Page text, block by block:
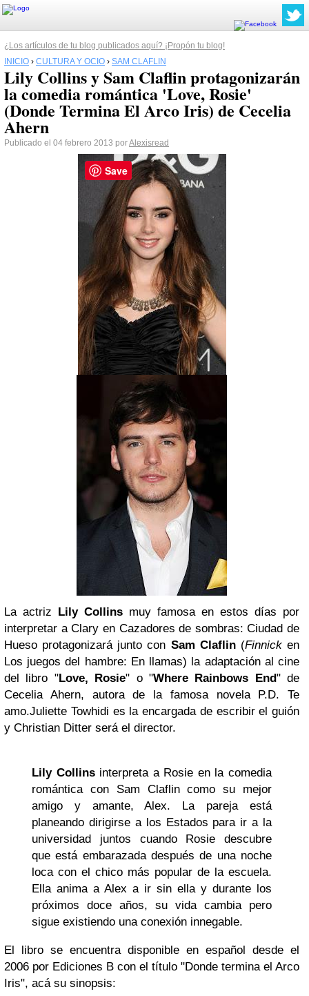
¿Los artículos de tu blog publicados aquí? ¡Propón tu blog!
INICIO › CULTURA Y OCIO › SAM CLAFLIN
Lily Collins y Sam Claflin protagonizarán
la comedia romántica 'Love, Rosie'
(Donde Termina El Arco Iris) de Cecelia
Ahern
Publicado el 04 febrero 2013 porAlexisread
La actriz Lily Collins muy famosa en estos días por
interpretar a Clary en Cazadores de sombras: Ciudad de
Hueso protagonizará junto con Sam Claflin (Finnicken
Los juegos del hambre: En llamas) la adaptación al cine
del libro "Love, Rosie" o "Where Rainbows End" de
Cecelia Ahern, autora de la famosa novela P.D. Te
amo.Juliette Towhidi es la encargada de escribir el guión
y Christian Ditter será el director.
Lily Collinsinterpreta a Rosie en la comedia
romántica con Sam Claflin como su mejor
amigo y amante, Alex. La pareja está
planeando dirigirse a los Estados para ir a la
universidad juntos cuando Rosie descubre
que está embarazada después de una noche
loca con el chico más popular de la escuela.
Ella anima a Alex a ir sin ella y durante los
próximos doce años, su vida cambia pero
sigue existiendo una conexión innegable.
El libro se encuentra disponible en español desde el
2006 por Ediciones B con el título "Donde termina el Arco
Iris", acá su sinopsis:
Save